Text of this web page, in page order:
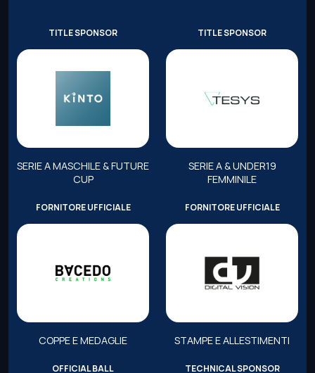
TITLE SPONSOR
SERIE A MASCHILE & FUTURE
CUP
TITLE SPONSOR
SERIE A & UNDER19
FEMMINILE
FORNITORE UFFICIALE
COPPE E MEDAGLIE
FORNITORE UFFICIALE
STAMPE E ALLESTIMENTI
OFFICIAL BALL TECHNICAL SPONSOR